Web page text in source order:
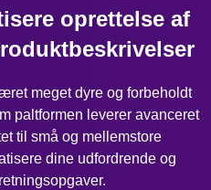
oprettelse af
meget dyre og forbeholdt
paltformen leverer avanceret
til små og mellemstore
dine udfordrende og